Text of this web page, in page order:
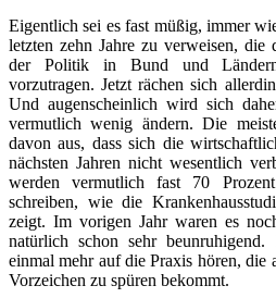
Eigentlich sei es fast müßig, immer
letzten zehn Jahre zu verweisen,
der Politik in Bund und
vorzutragen. Jetzt rächen sich
Und augenscheinlich wird sich
vermutlich wenig ändern. Die
davon aus, dass sich die
nächsten Jahren nicht wesentlich
werden vermutlich fast 70
schreiben, wie die
zeigt. Im vorigen Jahr waren es
natürlich schon sehr
einmal mehr auf die Praxis hören, die
Vorzeichen zu spüren bekommt.